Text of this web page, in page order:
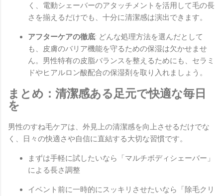
く、電動シェーバーのアタッチメントを活用して毛の長
さを揃えるだけでも、十分に清潔感は演出できます。
アフターケアの徹底: どんな処理方法を選んだとして
も、皮膚のバリア機能を守るための保湿は欠かせませ
ん。男性特有の皮脂バランスを整えるためにも、セラミ
ドやヒアルロン酸配合の保湿剤を取り入れましょう。
まとめ：清潔感ある足元で快適な毎日
を
男性のすね毛ケアは、外見上の清潔感を向上させるだけでな
く、日々の快適さや自信に直結する大切な習慣です。
まずは手軽に試したいなら「マルチボディシェーバー」
による長さ調整
イベント前に一時的にスッキリさせたいなら「除毛クリ